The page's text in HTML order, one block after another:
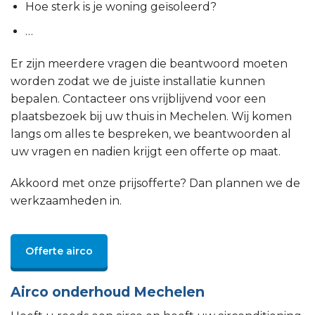
Hoe sterk is je woning geïsoleerd?
…
Er zijn meerdere vragen die beantwoord moeten
worden zodat we de juiste installatie kunnen
bepalen. Contacteer ons vrijblijvend voor een
plaatsbezoek bij uw thuis in Mechelen. Wij komen
langs om alles te bespreken, we beantwoorden al
uw vragen en nadien krijgt een offerte op maat.
Akkoord met onze prijsofferte? Dan plannen we de
werkzaamheden in.
Offerte airco
Airco onderhoud Mechelen